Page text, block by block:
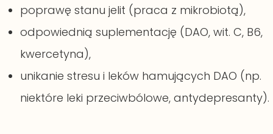
poprawę stanu jelit (praca z mikrobiotą),
odpowiednią suplementację (DAO, wit. C, B6,
kwercetyna),
unikanie stresu i leków hamujących DAO (np.
niektóre leki przeciwbólowe, antydepresanty).